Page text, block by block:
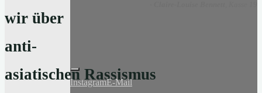
wir über
anti-
asiatischen Rassismus
InstagramE-Mail